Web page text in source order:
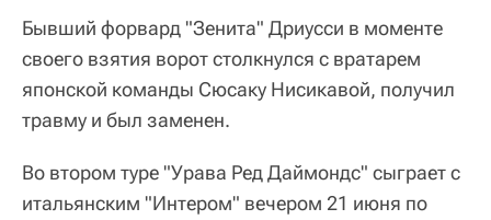
Бывший форвард "Зенита" Дриусси в моменте
своего взятия ворот столкнулся с вратарем
японской команды Сюсаку Нисикавой, получил
травму и был заменен.
Во втором туре "Урава Ред Даймондс" сыграет с
итальянским "Интером" вечером 21 июня по